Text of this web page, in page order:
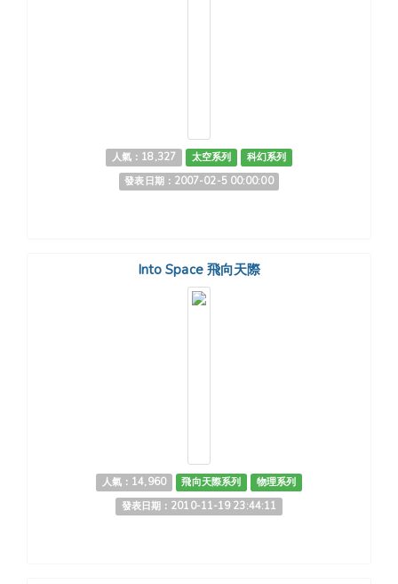
人氣：18,327 太空系列
科幻系列
發表日期：2007-02-5 00:00:00
Into Space 飛向天際
人氣：14,960 飛向天際系列
物理系列
發表日期：2010-11-19 23:44:11